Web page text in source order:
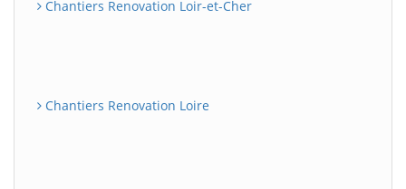
Chantiers Renovation Loir-et-Cher
Chantiers Renovation Loire